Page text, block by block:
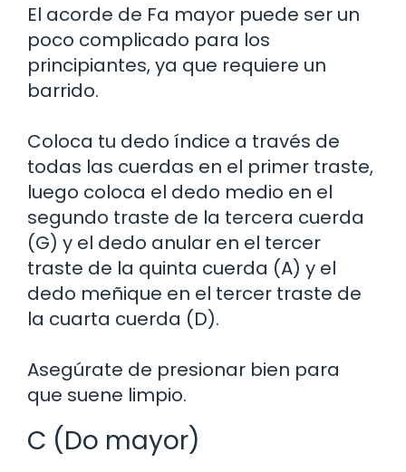
El acorde de Fa mayor puede ser un
poco complicado para los
principiantes, ya que requiere un
barrido.
Coloca tu dedo índice a través de
todas las cuerdas en el primer traste,
luego coloca el dedo medio en el
segundo traste de la tercera cuerda
(G) y el dedo anular en el tercer
traste de la quinta cuerda (A) y el
dedo meñique en el tercer traste de
la cuarta cuerda (D).
Asegúrate de presionar bien para
que suene limpio.
C (Do mayor)